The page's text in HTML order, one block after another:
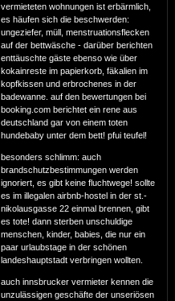
vermieteten wohnungen ist erbärmlich,
es häufen sich die beschwerden:
ungeziefer, müll, menstruationsflecken
auf der bettwäsche - darüber berichten
enttäuschte gäste ebenso wie über
kokainreste im papierkorb, fäkalien im
kopfkissen und erbrochenes in der
badewanne. auf den bewertungen bei
booking.com berichtet ein rene aus
deutschland gar von einem toten
hundebaby unter dem bett! pfui teufel!
besonders schlimm: auch
brandschutzbestimmungen werden
ignoriert, es gibt keine fluchtwege! sollte
es im illegalen airbnb-hostel in der st.-
nikolausgasse 22 einmal brennen, gibt
es tote! dann sterben unschuldige
menschen, kinder, babies, die nur ein
paar urlaubstage in der schönen
landeshauptstadt verbringen wollten.
auch innsbrucker vermieter kennen die
unzulässigen geschäfte der unseriösen